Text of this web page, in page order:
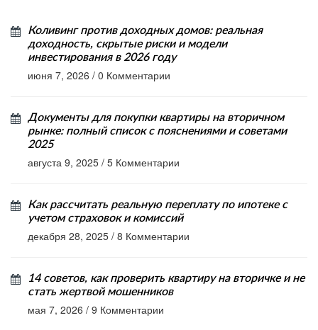
Коливинг против доходных домов: реальная
доходность, скрытые риски и модели
инвестирования в 2026 году
июня 7, 2026 / 0 Комментарии
Документы для покупки квартиры на вторичном
рынке: полный список с пояснениями и советами
2025
августа 9, 2025 / 5 Комментарии
Как рассчитать реальную переплату по ипотеке с
учетом страховок и комиссий
декабря 28, 2025 / 8 Комментарии
14 советов, как проверить квартиру на вторичке и не
стать жертвой мошенников
мая 7, 2026 / 9 Комментарии